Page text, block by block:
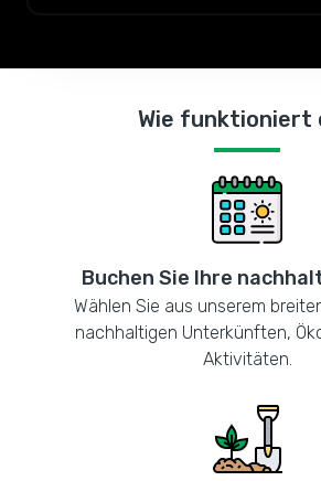
Wie funktioniert
Buchen Sie Ihre
Wählen Sie aus unserem
nachhaltigen Unterkünften,
Aktivitäten.